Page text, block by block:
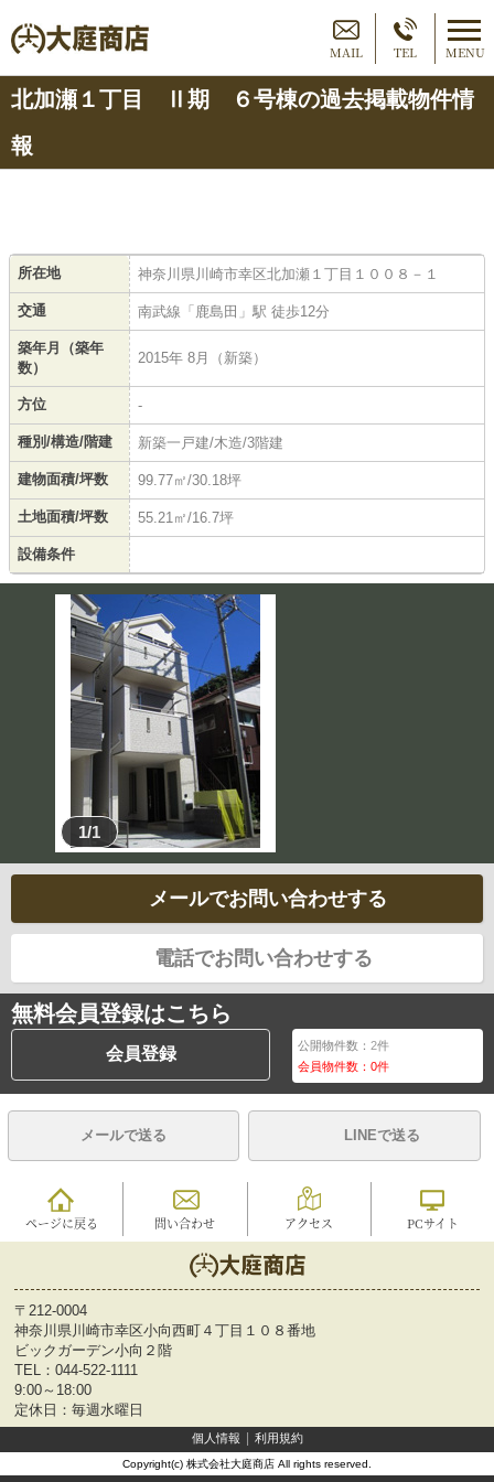
MAIL TEL MENU
北加瀬１丁目 Ⅱ期 ６号棟の過去掲載物件情
報
所在地 神奈川県川崎市幸区北加瀬１丁目１００８－１
交通 南武線「鹿島田」駅 徒歩12分
築年月（築年
数）
2015年 8月（新築）
方位 -
種別/構造/階建 新築一戸建/木造/3階建
建物面積/坪数 99.77㎡/30.18坪
土地面積/坪数 55.21㎡/16.7坪
設備条件
1/1
メールでお問い合わせする
電話でお問い合わせする
無料会員登録はこちら
会員登録 公開物件数：2件
会員物件数：0件
メールで送る LINEで送る
ページに戻る 問い合わせ アクセス PCサイト
〒212-0004
神奈川県川崎市幸区小向西町４丁目１０８番地
ビックガーデン小向２階
TEL： 044-522-1111
9:00～18:00
定休日：毎週水曜日
個人情報 利用規約
Copyright(c) 株式会社大庭商店 All rights reserved.